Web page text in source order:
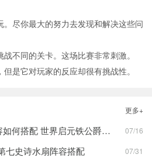
尽你最大的努力去发现和解决这些问
不同的关卡。这场比赛非常刺激。
是它对玩家的反应却很有挑战性。
更多+
世界启元铁公爵技能阵容如何搭配 世界启元铁公爵技能阵容搭配合集 07/16
七史诗水扇阵容搭配 07/31